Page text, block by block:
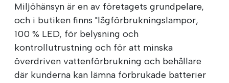
Miljöhänsyn är en av företagets grundpelare,
och i butiken finns "lågförbrukningslampor,
100 % LED, för belysning och
kontrollutrustning och för att minska
överdriven vattenförbrukning och behållare
där kunderna kan lämna förbrukade batterier